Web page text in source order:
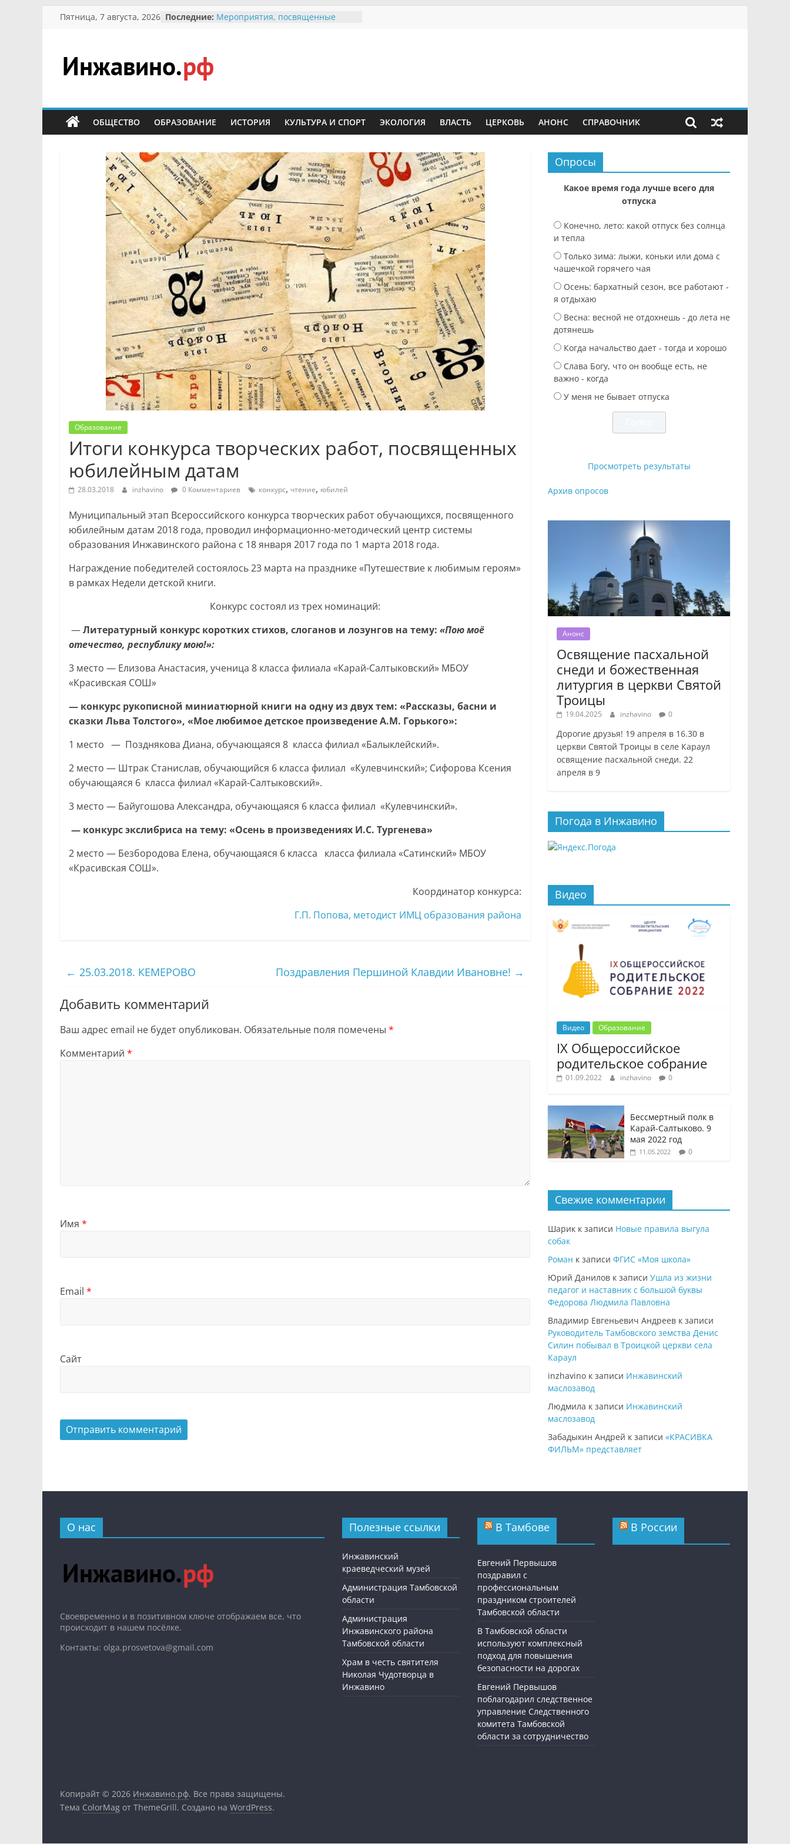
Перейти
Пятница, 7 августа, 2026 Последние: Мероприятия, посвященные
Безопасность в сети Интернет
Ученики приняли участие в
мероприятии «Сохраним
В вольере Воронинского
заповедника родились крапчатые
суслики
Инжавино.рф
сельский
портал
ОБЩЕСТВО ОБРАЗОВАНИЕ ИСТОРИЯ КУЛЬТУРА И СПОРТ ЭКОЛОГИЯ ВЛАСТЬ ЦЕРКОВЬ АНОНС СПРАВОЧНИК
Образование
Итоги конкурса творческих работ, посвященных
юбилейным датам
28.03.2018 inzhavino 0 Комментариев конкурс, чтение, юбилей
Муниципальный этап Всероссийского конкурса творческих работ обучающихся, посвященного
юбилейным датам 2018 года, проводил информационно-методический центр системы
образования Инжавинского района с 18 января 2017 года по 1 марта 2018 года.
Награждение победителей состоялось 23 марта на празднике «Путешествие к любимым героям»
в рамках Недели детской книги.
Конкурс состоял из трех номинаций:
—Литературный конкурс коротких стихов, слоганов и лозунгов на тему: «Пою моё
отечество, республику мою!»:
3 место — Елизова Анастасия, ученица 8 класса филиала «Карай-Салтыковский» МБОУ
«Красивская СОШ»
— конкурс рукописной миниатюрной книги на одну из двух тем: «Рассказы, басни и
сказки Льва Толстого», «Мое любимое детское произведение А.М. Горького»:
1 место — Позднякова Диана, обучающаяся 8 класса филиал «Балыклейский».
2 место — Штрак Станислав, обучающийся 6 класса филиал «Кулевчинский»; Сифорова Ксения
обучающаяся 6 класса филиал «Карай-Салтыковский».
3 место — Байугошова Александра, обучающаяся 6 класса филиал «Кулевчинский».
— конкурсэкслибриса на тему: «Осень в произведениях И.С. Тургенева»
2 место — Безбородова Елена, обучающаяся 6 класса класса филиала «Сатинский» МБОУ
«Красивская СОШ».
Координатор конкурса:
Г.П. Попова, методист ИМЦ образования района
← 25.03.2018. КЕМЕРОВО Поздравления Першиной Клавдии Ивановне! →
Добавить комментарий
Ваш адрес email не будет опубликован. Обязательные поля помечены *
Комментарий *
Имя *
Email *
Сайт
Опросы
Какое время года лучше всего для
отпуска
Конечно, лето: какой отпуск без солнца
и тепла
Только зима: лыжи, коньки или дома с
чашечкой горячего чая
Осень: бархатный сезон, все работают -
я отдыхаю
Весна: весной не отдохнешь - до лета не
дотянешь
Когда начальство дает - тогда и хорошо
Слава Богу, что он вообще есть, не
важно - когда
У меня не бывает отпуска
Просмотреть результаты
Архив опросов
Анонс
Освящение пасхальной
снеди и божественная
литургия в церкви Святой
Троицы
19.04.2025 inzhavino 0
Дорогие друзья! 19 апреля в 16.30 в
церкви Святой Троицы в селе Караул
освящение пасхальной снеди. 22
апреля в 9
Погода в Инжавино
Видео
Видео Образование
IX Общероссийское
родительское собрание
01.09.2022 inzhavino 0
Бессмертный полк в
Карай-Салтыково. 9
мая 2022 год
11.05.2022 0
Свежие комментарии
Шарик к записи Новые правила выгула
собак
Роман к записи ФГИС «Моя школа»
Юрий Данилов к записи Ушла из жизни
педагог и наставник с большой буквы
Федорова Людмила Павловна
Владимир Евгеньевич Андреев к записи
Руководитель Тамбовского земства Денис
Силин побывал в Троицкой церкви села
Караул
inzhavino к записи Инжавинский
маслозавод
Людмила к записи Инжавинский
маслозавод
Забадыкин Андрей к записи «КРАСИВКА
ФИЛЬМ» представляет
О нас
Cвоевременно и в позитивном ключе отображаем все, что
происходит в нашем посёлке.
Контакты: olga.prosvetova@gmail.com
Полезные ссылки
Инжавинский
краеведческий музей
Администрация Тамбовской
области
Администрация
Инжавинского района
Тамбовской области
Храм в честь святителя
Николая Чудотворца в
Инжавино
В Тамбове
Евгений Первышов
поздравил с
профессиональным
праздником строителей
Тамбовской области
В Тамбовской области
используют комплексный
подход для повышения
безопасности на дорогах
Евгений Первышов
поблагодарил следственное
управление Следственного
комитета Тамбовской
области за сотрудничество
В России
Копирайт © 2026 Инжавино.рф. Все права защищены.
Тема ColorMag от ThemeGrill. Создано на WordPress.